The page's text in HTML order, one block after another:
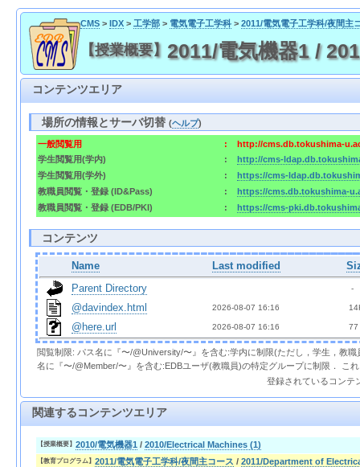
CMS> IDX> 工学部> 電気電子工学科> 2011/電気電子工学科/夜間主
【授業概要】 2011/電気機器1 /
コンテンツエリア
場所の情報とサーバ切替(ヘルプ)
一般閲覧用 :
http://cms.db.tokushima-
学生閲覧用(学内)
:
http://cms-
学生閲覧用(学外)
:
https://cms-
教職員閲覧・登録 (ID&Pass)
:
https://cms.db.tokushima-
教職員閲覧・登録 (EDB/PKI)
: https://cms-
コンテンツ
Name Last modified
Parent Directory
  -
@davindex.html 2026-08-07 16:16
@here.url 2026-08-07 16:16 77
閲覧制限: パス名に『〜/@University/〜』を含む:学内に制限(ただし，学生，教
名に『〜/@Member/〜』を含む:EDBユーザ(教職員)の特定グループに制限． こ
登録されているコンテ
関連するコンテンツエリア
【授業概要】 2010/電気機器1 / 2010/Electrical Machines (1)
【教育プログラム】 2011/電気電子工学科/夜間主コース / 2011/Department of